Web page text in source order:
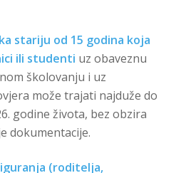
stariju od 15 godina koja
ili studenti uz obaveznu
školovanju i uz
može trajati najduže do
godine života, bez obzira
dokumentacije.
(roditelja,